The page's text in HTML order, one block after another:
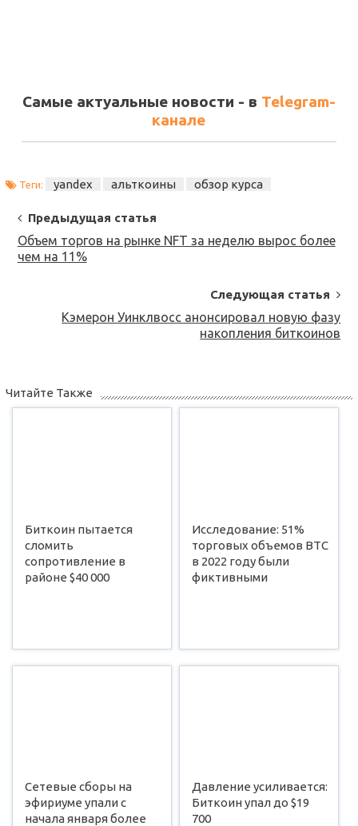
Самые актуальные новости - в Telegram-
канале
Теги: yandex альткоины обзор курса
Post
Navigation
Предыдущая статья
Объем торгов на рынке NFT за неделю вырос более
чем на 11%
Следующая статья
Кэмерон Уинклвосс анонсировал новую фазу
накопления биткоинов
Читайте Также
Биткоин пытается
сломить
сопротивление в
районе $40 000
Исследование: 51%
торговых объемов BTC
в 2022 году были
фиктивными
Сетевые сборы на
эфириуме упали с
начала января более
Давление усиливается:
Биткоин упал до $19
700